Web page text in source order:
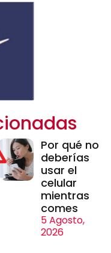
Por qué no
deberías
usar el
celular
mientras
comes
5 Agosto,
2026